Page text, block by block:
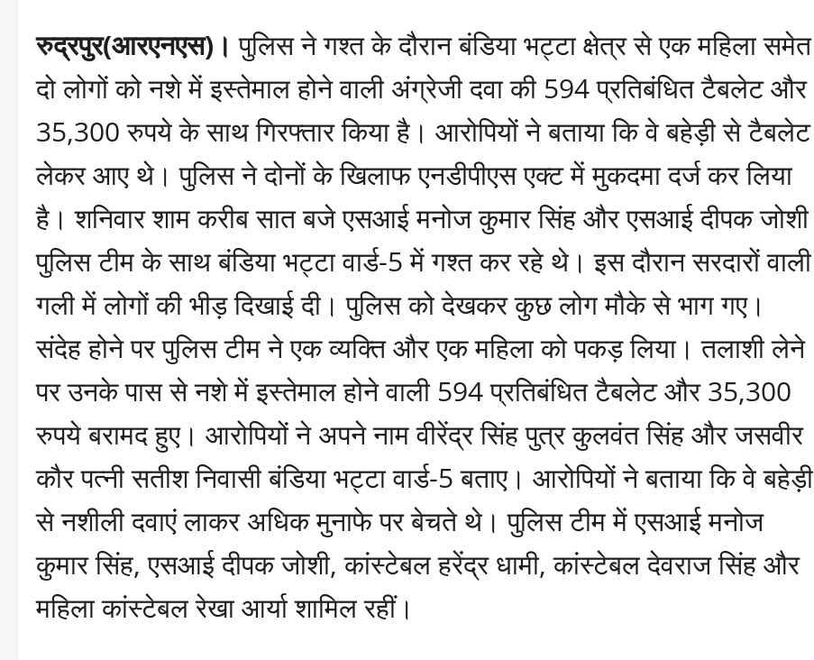
रुद्रपुर(आरएनएस)। पुलिस ने गश्त के दौरान बंडिया भट्टा क्षेत्र से एक महिला समेत
दो लोगों को नशे में इस्तेमाल होने वाली अंग्रेजी दवा की 594 प्रतिबंधित टैबलेट और
35,300 रुपये के साथ गिरफ्तार किया है। आरोपियों ने बताया कि वे बहेड़ी से टैबलेट
लेकर आए थे। पुलिस ने दोनों के खिलाफ एनडीपीएस एक्ट में मुकदमा दर्ज कर लिया
है। शनिवार शाम करीब सात बजे एसआई मनोज कुमार सिंह और एसआई दीपक जोशी
पुलिस टीम के साथ बंडिया भट्टा वार्ड-5 में गश्त कर रहे थे। इस दौरान सरदारों वाली
गली में लोगों की भीड़ दिखाई दी। पुलिस को देखकर कुछ लोग मौके से भाग गए।
संदेह होने पर पुलिस टीम ने एक व्यक्ति और एक महिला को पकड़ लिया। तलाशी लेने
पर उनके पास से नशे में इस्तेमाल होने वाली 594 प्रतिबंधित टैबलेट और 35,300
रुपये बरामद हुए। आरोपियों ने अपने नाम वीरेंद्र सिंह पुत्र कुलवंत सिंह और जसवीर
कौर पत्नी सतीश निवासी बंडिया भट्टा वार्ड-5 बताए। आरोपियों ने बताया कि वे बहेड़ी
से नशीली दवाएं लाकर अधिक मुनाफे पर बेचते थे। पुलिस टीम में एसआई मनोज
कुमार सिंह, एसआई दीपक जोशी, कांस्टेबल हरेंद्र धामी, कांस्टेबल देवराज सिंह और
महिला कांस्टेबल रेखा आर्या शामिल रहीं।